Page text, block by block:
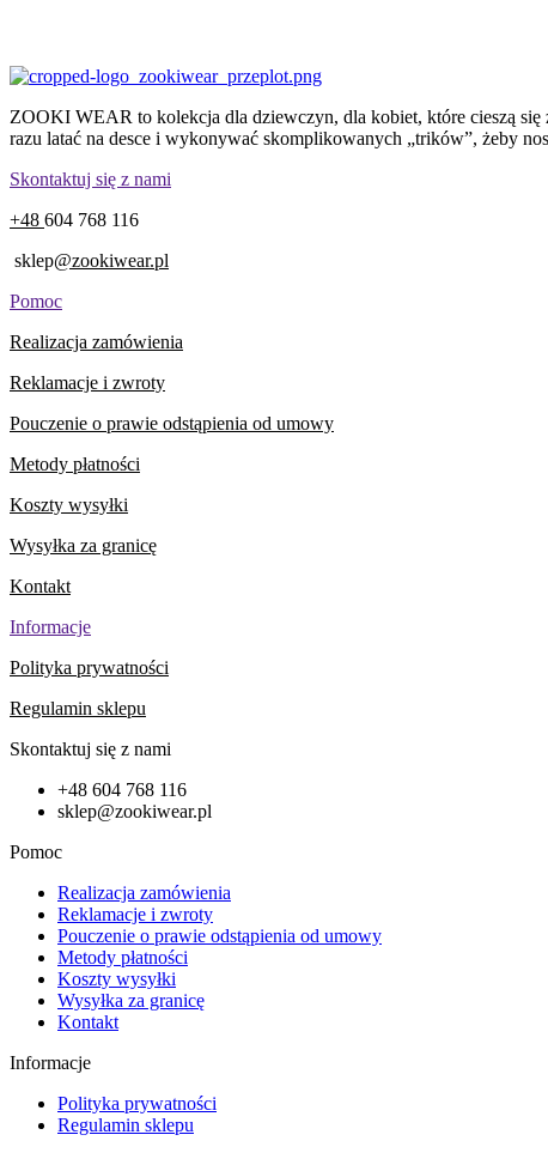
ZOOKI WEAR to kolekcja dla dziewczyn, dla kobiet, które cieszą
razu latać na desce i wykonywać skomplikowanych „trików”, żeby
Skontaktuj się z nami
+48 604 768 116
sklep@zookiwear.pl
Pomoc
Realizacja zamówienia
Reklamacje i zwroty
Pouczenie o prawie odstąpienia od umowy
Metody płatności
Koszty wysyłki
Wysyłka za granicę
Kontakt
Informacje
Polityka prywatności
Regulamin sklepu
Skontaktuj się z nami
+48 604 768 116
sklep@zookiwear.pl
Pomoc
Realizacja zamówienia
Reklamacje i zwroty
Pouczenie o prawie odstąpienia od umowy
Metody płatności
Koszty wysyłki
Wysyłka za granicę
Kontakt
Informacje
Polityka prywatności
Regulamin sklepu